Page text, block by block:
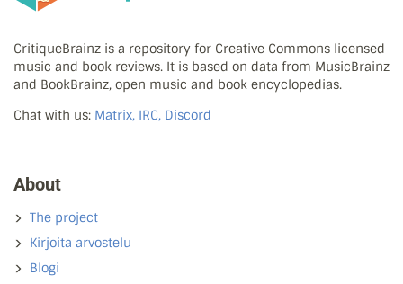
CritiqueBrainz is a repository for Creative Commons licensed
music and book reviews. It is based on data from MusicBrainz
and BookBrainz, open music and book encyclopedias.
Chat with us: Matrix, IRC, Discord
About
The project
Kirjoita arvostelu
Blogi